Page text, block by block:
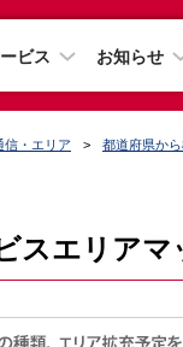
ビス お知らせ
信・エリア 都道府県か
スエリアマ